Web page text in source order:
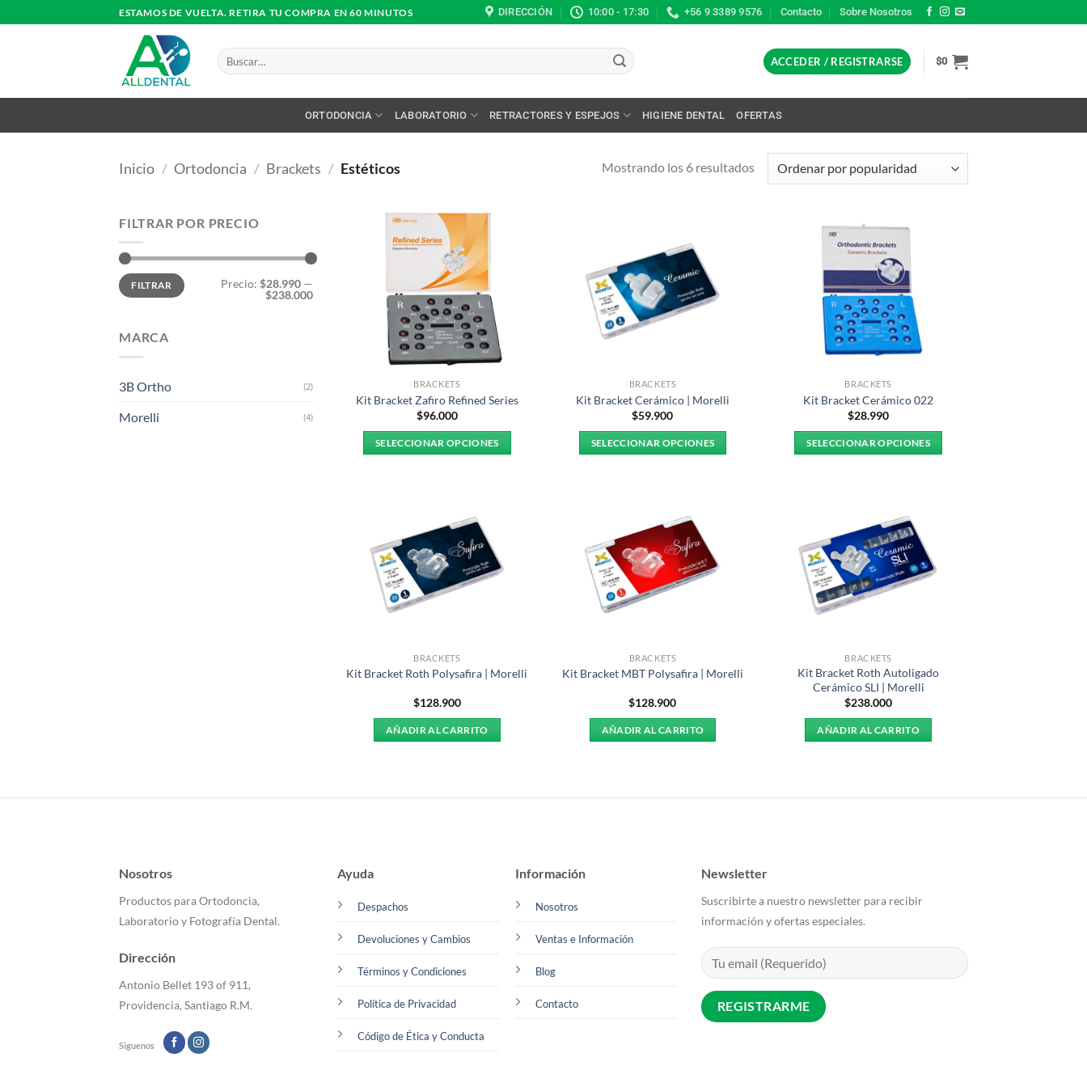
al
ESTAMOS DE VUELTA. RETIRA TU COMPRA EN 60 MINUTOS DIRECCIÓN 10:00 - 17:30 +56 9 3389 9576 Contacto Sobre Nosotros
Buscar
por:
ACCEDER / REGISTRARSE $0
ORTODONCIA LABORATORIO RETRACTORES Y ESPEJOS HIGIENE DENTAL OFERTAS
Inicio / Ortodoncia / Brackets / Estéticos Mostrando los 6 resultadosOrdenado
por
FILTRAR POR PRECIO
Precio
mínimo
Precio
máximo
FILTRAR Precio: $28.990 —
$238.000
MARCA
3B Ortho (2)
Morelli (4)
BRACKETS
Kit Bracket Zafiro Refined Series
$96.000
SELECCIONAR OPCIONES
múltiples
variantes.
Las
opciones
se
la
de
producto
BRACKETS
Kit Bracket Cerámico | Morelli
$59.900
SELECCIONAR OPCIONES
múltiples
variantes.
Las
opciones
se
la
de
producto
BRACKETS
Kit Bracket Cerámico 022
$28.990
SELECCIONAR OPCIONES
múltiples
variantes.
Las
opciones
se
la
página
de
producto
BRACKETS
Kit Bracket Roth Polysafira | Morelli
$128.900
AÑADIR AL CARRITO
BRACKETS
Kit Bracket MBT Polysafira | Morelli
$128.900
AÑADIR AL CARRITO
BRACKETS
Kit Bracket Roth Autoligado
Cerámico SLI | Morelli
$238.000
AÑADIR AL CARRITO
Nosotros
Productos para Ortodoncia,
Laboratorio y Fotografía Dental.
Dirección
Antonio Bellet 193 of 911,
Providencia, Santiago R.M.
Siguenos
Ayuda
Despachos
Devoluciones y Cambios
Términos y Condiciones
Política de Privacidad
Código de Ética y Conducta
Información
Nosotros
Ventas e Información
Blog
Contacto
Newsletter
Suscribirte a nuestro newsletter para recibir
información y ofertas especiales.